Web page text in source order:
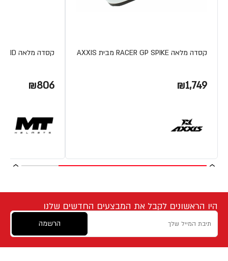
קסדה מלאה RACER GP SPIKE מבית AXXIS
₪1,749
קסדה מלאה THUNDER 4 SV SOLID מבית MT
₪806
היו הראשונים לקבל את המבצעים החדשים שלנו
הרשמה